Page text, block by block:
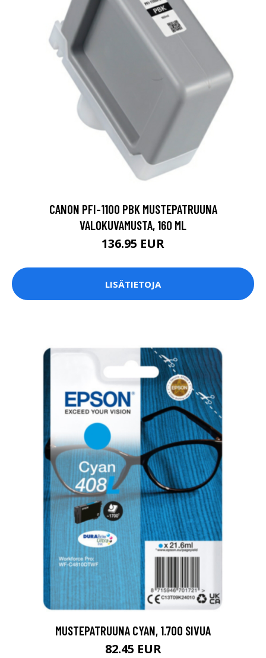
CANON PFI-1100 PBK MUSTEPATRUUNA
VALOKUVAMUSTA, 160 ML
136.95 EUR
LISÄTIETOJA
MUSTEPATRUUNA CYAN, 1.700 SIVUA
82.45 EUR